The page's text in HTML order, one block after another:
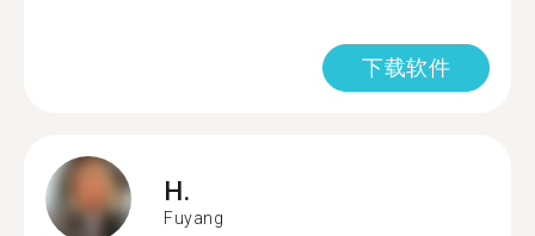
下载软件
H.
Fuyang